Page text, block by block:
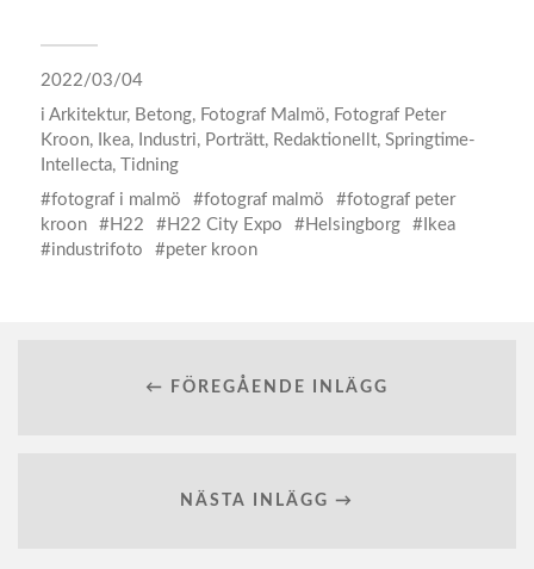
2022/03/04
i Arkitektur, Betong, Fotograf Malmö, Fotograf Peter
Kroon, Ikea, Industri, Porträtt, Redaktionellt, Springtime-
Intellecta,
Tidning
fotograf i malmö
fotograf malmö
fotograf peter
kroon
H22 H22 City Expo Helsingborg
Ikea
industrifoto
peter kroon
← FÖREGÅENDE INLÄGG
NÄSTA INLÄGG →